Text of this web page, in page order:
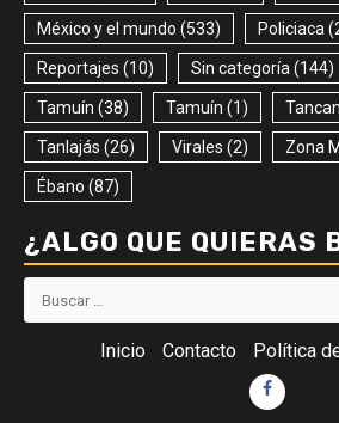
México y el mundo (533) Policiaca
Reportajes (10) Sin categoría (144)
Tamuín (38) Tamuín (1)
Tanlajás (26) Virales (2) Zona
Ébano (87)
¿ALGO QUE QUIERAS
Buscar:
Inicio Contacto Política
Facebook